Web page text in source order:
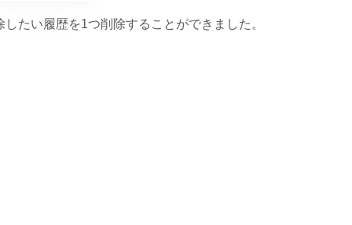
したい履歴を1つ削除することができました。